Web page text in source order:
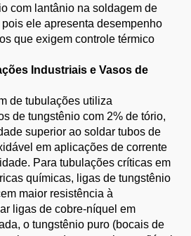
com lantânio na soldagem de
ele apresenta desempenho
que exigem controle térmico
Industriais e Vasos de
de tubulações utiliza
de tungstênio com 2% de tório,
superior ao soldar tubos de
em aplicações de corrente
Para tubulações críticas em
químicas, ligas de tungstênio
maior resistência à
ligas de cobre-níquel em
o tungstênio puro (bocais de